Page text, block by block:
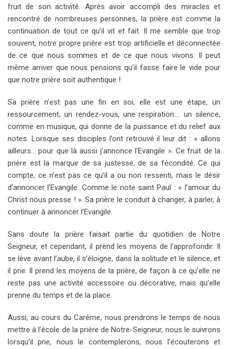
fruit de son activité. Après avoir accompli des miracles et
rencontré de nombreuses personnes, la prière est comme la
continuation de tout ce qu’il vit et fait. Il me semble que trop
souvent, notre propre prière est trop artificielle et déconnectée
de ce que nous sommes et de ce que nous vivons. Il peut
même arriver que nous pensions qu’il fasse faire le vide pour
que notre prière soit authentique !
Sa prière n’est pas une fin en soi, elle est une étape, un
ressourcement, un rendez-vous, une respiration…. un silence,
comme en musique, qui donne de la puissance et du relief aux
notes. Lorsque ses disciples l’ont retrouvé il leur dit : « allons
ailleurs… pour que là aussi j’annonce l’Evangile ». Ce fruit de la
prière est la marque de sa justesse, de sa fécondité. Ce qui
compte, ce n’est pas ce qu’il a ou non ressenti, mais le désir
d’annoncer l’Evangile. Comme le note saint Paul : « l’amour du
Christ nous presse ! ». Sa prière le conduit à changer, à parler, à
continuer à annoncer l’Evangile.
Sans doute la prière faisait partie du quotidien de Notre
Seigneur, et cependant, il prend les moyens de l’approfondir. Il
se lève avant l’aube, il s’éloigne, dans la solitude et le silence, et
il prie. Il prend les moyens de la prière, de façon à ce qu’elle ne
reste pas une activité accessoire ou décorative, mais qu’elle
prenne du temps et de la place.
Aussi, au cours du Carême, nous prendrons le temps de nous
mettre à l’école de la prière de Notre-Seigneur, nous le suivrons
lorsqu’il prie, nous le contemplerons, nous l’écouterons et